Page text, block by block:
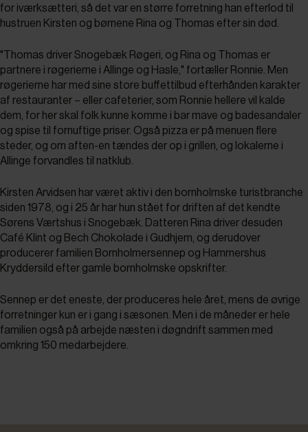
for iværksætteri, så det var en større forretning han efterlod til
hustruen Kirsten og børnene Rina og Thomas efter sin død.
"Thomas driver Snogebæk Røgeri, og Rina og Thomas er
partnere i røgerierne i Allinge og Hasle," fortæller Ronnie. Men
røgerierne har med sine store buffettilbud efterhånden karakter
af restauranter – eller cafeterier, som Ronnie hellere vil kalde
dem, for her skal folk kunne komme i bar mave og badesandaler
og spise til fornuftige priser. Også pizza er på menuen flere
steder, og om aften-en tændes der op i grillen, og lokalerne i
Allinge forvandles til natklub.
Kirsten Arvidsen har været aktiv i den bornholmske turistbranche
siden 1978, og i 25 år har hun stået for driften af det kendte
Sørens Værtshus i Snogebæk. Datteren Rina driver desuden
Café Klint og Bech Chokolade i Gudhjem, og derudover
producerer familien Bornholmersennep og Hammershus
Kryddersild efter gamle bornholmske opskrifter.
Sennep er det eneste, der produceres hele året, mens de øvrige
forretninger kun er i gang i sæsonen. Men i de måneder er hele
familien også på arbejde næsten i døgndrift sammen med
omkring 150 medarbejdere.